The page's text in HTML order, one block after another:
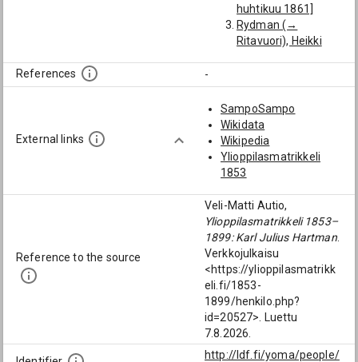
huhtikuu 1861]
Rydman (→
Ritavuori), Heikki
Nordenstreng,
Sigurd (1857-1935):
[historioitsija; Prof.
arvo 1930; 1930]
von Bonsdorff, Carl
Gabriel (1862-1951):
Schybergson,
Magnus Gottfrid
(1851-1925):
[historioitsija]
References -
External links
SampoSampo
Wikidata
Wikipedia
Ylioppilasmatrikkeli
1853
Reference to the source
Veli-Matti Autio,
Ylioppilasmatrikkeli 1853–
1899: Karl Julius Hartman.
Verkkojulkaisu
<https://ylioppilasmatrikk
eli.fi/1853-
1899/henkilo.php?
id=20527>. Luettu
7.8.2026.
http://ldf.fi/yoma/people/